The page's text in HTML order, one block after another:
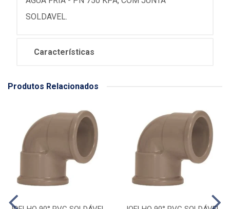
SOLDAVEL.
Características
Produtos Relacionados